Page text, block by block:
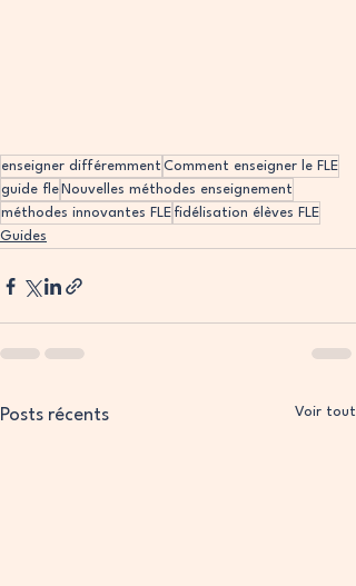
enseigner différemment Comment enseigner le FLE
guide fle Nouvelles méthodes enseignement
méthodes innovantes FLE fidélisation élèves FLE
Guides
Posts récents Voir tout